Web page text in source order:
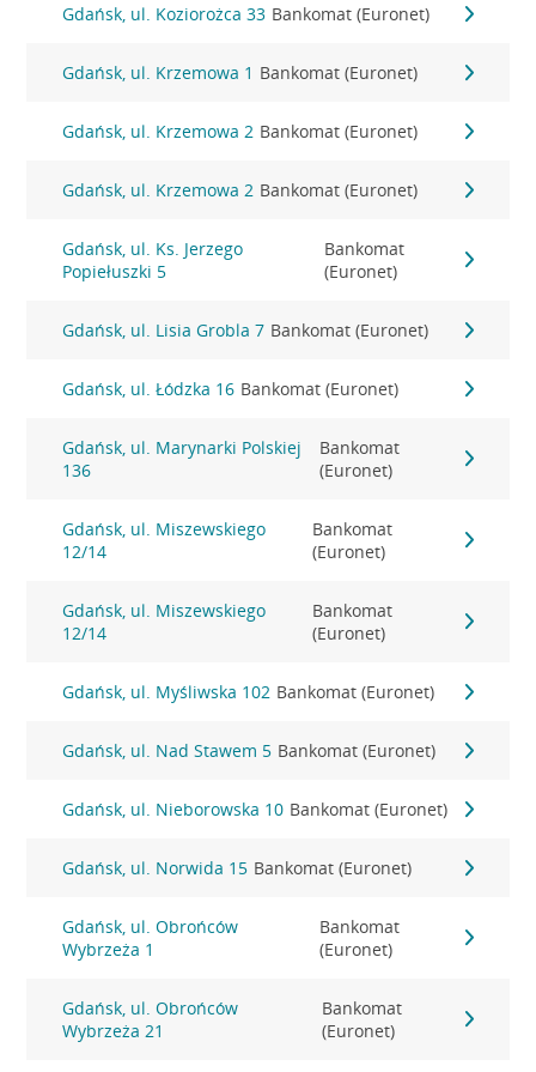
Gdańsk, ul. Koziorożca 33 Bankomat (Euronet)
Gdańsk, ul. Krzemowa 1 Bankomat (Euronet)
Gdańsk, ul. Krzemowa 2 Bankomat (Euronet)
Gdańsk, ul. Krzemowa 2 Bankomat (Euronet)
Gdańsk, ul. Ks. Jerzego
Popiełuszki 5
Bankomat
(Euronet)
Gdańsk, ul. Lisia Grobla 7 Bankomat (Euronet)
Gdańsk, ul. Łódzka 16 Bankomat (Euronet)
Gdańsk, ul. Marynarki Polskiej
136
Bankomat
(Euronet)
Gdańsk, ul. Miszewskiego
12/14
Bankomat
(Euronet)
Gdańsk, ul. Miszewskiego
12/14
Bankomat
(Euronet)
Gdańsk, ul. Myśliwska 102 Bankomat (Euronet)
Gdańsk, ul. Nad Stawem 5 Bankomat (Euronet)
Gdańsk, ul. Nieborowska 10 Bankomat (Euronet)
Gdańsk, ul. Norwida 15 Bankomat (Euronet)
Gdańsk, ul. Obrońców
Wybrzeża 1
Bankomat
(Euronet)
Gdańsk, ul. Obrońców
Wybrzeża 21
Bankomat
(Euronet)